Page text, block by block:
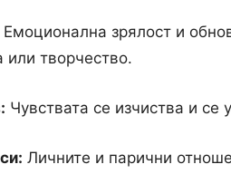
Емоционална зрялост и
или творчество.
Чувствата се изчиства и се
Личните и парични